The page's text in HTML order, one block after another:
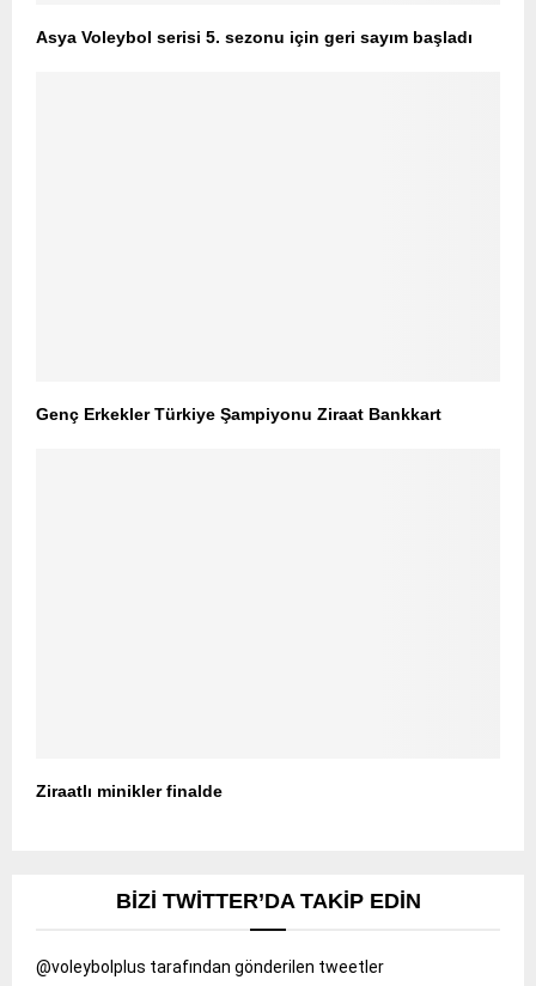
Asya Voleybol serisi 5. sezonu için geri sayım başladı
Genç Erkekler Türkiye Şampiyonu Ziraat Bankkart
Ziraatlı minikler finalde
BIZI TWITTER’DA TAKIP EDIN
@voleybolplus tarafından gönderilen tweetler